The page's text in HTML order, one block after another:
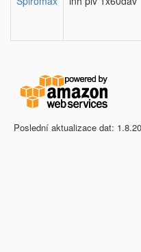
Poslední aktualizace dat: